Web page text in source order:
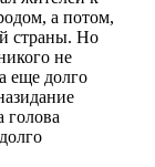
а потом,
страны. Но
не
еще долго
голова